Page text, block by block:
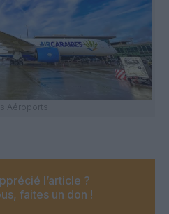
Aéroports
l’article ?
faites un don !